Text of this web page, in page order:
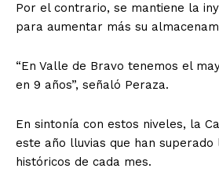
Por el contrario, se mantiene la
para aumentar más su
“En Valle de Bravo tenemos el
en 9 años”, señaló Peraza.
En sintonía con estos niveles, la
este año lluvias que han superado
históricos de cada mes.